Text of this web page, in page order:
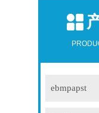
ebmpapst